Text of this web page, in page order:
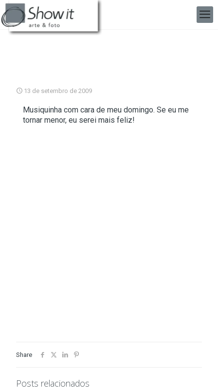
13 de setembro de 2009
Musiquinha com cara de meu domingo. Se eu me
tornar menor, eu serei mais feliz!
Share
Posts relacionados